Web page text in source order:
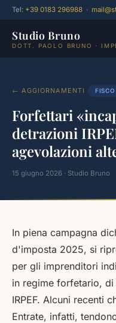
Tel: +39 0183 296988 ·
Studio Bruno
DOTT. PAOLO BRUNO ·
← AGGIORNAMENTI FISCO
Forfettari
detrazioni
agevolazioni
15 giugno 2026 · Studio Bruno
In piena campagna
d'imposta 2025, si
per gli imprenditori
in regime forfetario,
IRPEF. Alcuni recenti
Entrate, infatti,